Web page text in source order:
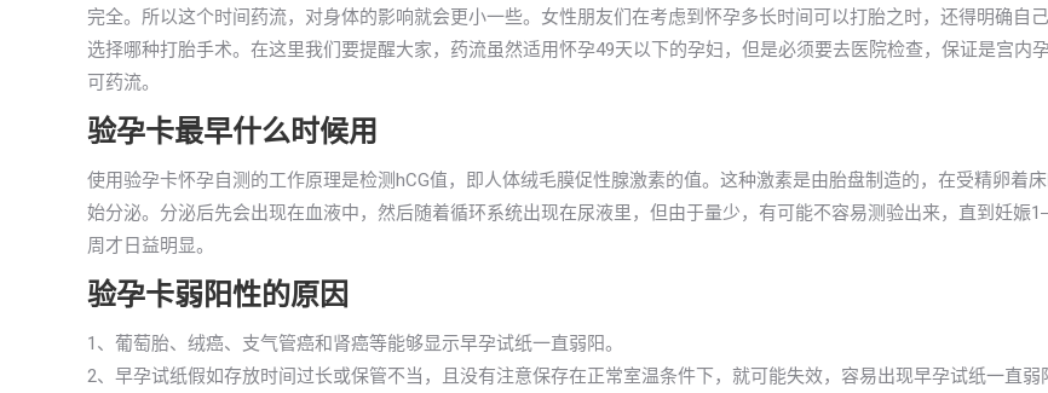
完全。所以这个时间药流，对身体的影响就会更小一些。女性朋友们在考虑到怀孕多长时间可以打胎之时，还得明确自
选择哪种打胎手术。在这里我们要提醒大家，药流虽然适用怀孕49天以下的孕妇，但是必须要去医院检查，保证是宫内
可药流。
验孕卡最早什么时候用
使用验孕卡怀孕自测的工作原理是检测hCG值，即人体绒毛膜促性腺激素的值。这种激素是由胎盘制造的，在受精卵着
始分泌。分泌后先会出现在血液中，然后随着循环系统出现在尿液里，但由于量少，有可能不容易测验出来，直到妊娠
周才日益明显。
验孕卡弱阳性的原因
1、葡萄胎、绒癌、支气管癌和肾癌等能够显示早孕试纸一直弱阳。
2、早孕试纸假如存放时间过长或保管不当，且没有注意保存在正常室温条件下，就可能失效，容易出现早孕试纸一直弱